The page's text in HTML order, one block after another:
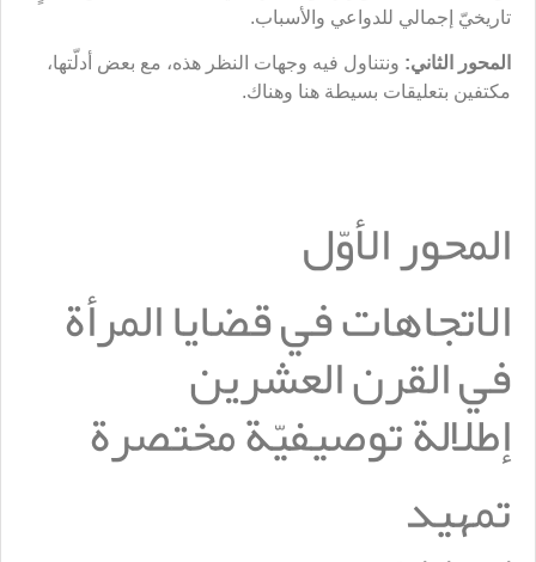
تاريخيّ إجمالي للدواعي والأسباب.
المحور الثاني: ونتناول فيه وجهات النظر هذه، مع بعض أدلّتها،
مكتفين بتعليقات بسيطة هنا وهناك.
المحور الأوّل
الاتجاهات في قضايا المرأة
في القرن العشرين
إطلالة توصيفيّة مختصرة
تمهيد